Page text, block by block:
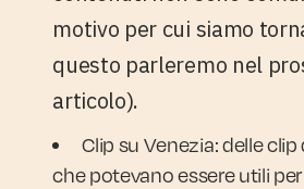
motivo per cui siamo
questo parleremo nel
articolo).
Clip su Venezia: delle clip
che potevano essere utili